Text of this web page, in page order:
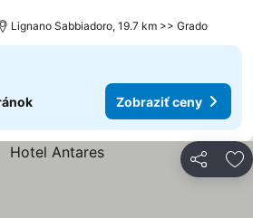
Lignano Sabbiadoro, 19.7 km >> Grado
Zobraziť ceny
Zdieľať